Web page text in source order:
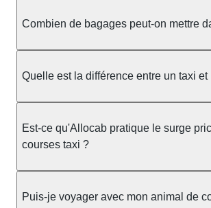
Combien de bagages peut-on mettre
taxi berline accueille en général jusqu'à
ou nombreux, précisez-le dans le
au chauffeur" lors de la réservation. Le
pas impacté par le nombre de bagages.
Quelle est la différence entre un taxi et
prendre en charge directement dans la
station ou sur réservation, avec un tarif
réservation et propose un prix fixe
l'avance. Chez Allocab, réservez
Est-ce qu'Allocab pratique le surge
courses taxi ?
réglementation préfectorale et suit un
Puis-je voyager avec mon animal de